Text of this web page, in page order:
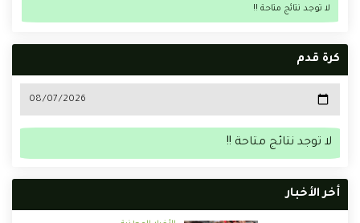
لا توجد نتائج متاحة !!
كرة قدم
لا توجد نتائج متاحة !!
أخر الأخبار